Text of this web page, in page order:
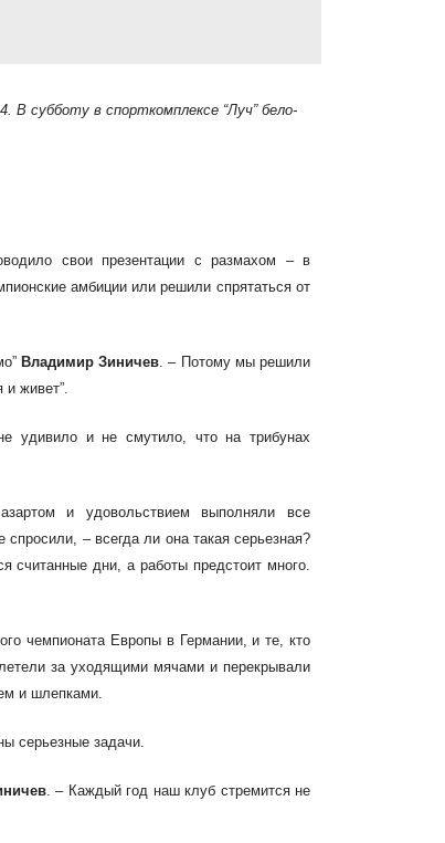
В субботу в спорткомплексе “Луч” бело-
свои презентации с размахом – в
амбиции или решили спрятатьсяот
Владимир Зиничев. – Потому мы решили
и живет”.
удивилои не смутило, что на трибунах
и удовольствием выполняли все
– всегда ли она такая серьезная?
считанные дни, аработы предстоит много.
чемпионата Европы вГермании, и те, кто
за уходящими мячами и перекрывали
и шлепками.
серьезные задачи.
. – Каждый год наш клуб стремится не